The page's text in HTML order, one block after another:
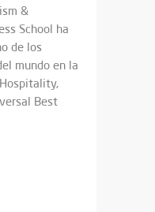
&
School ha
de los
mundo en la
Best